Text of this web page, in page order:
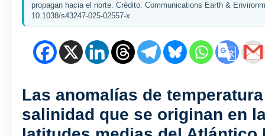
propagan hacia el norte. Crédito: Communications Earth &
10.1038/s43247-025-02557-x
Las anomalías de
salinidad que se originan en